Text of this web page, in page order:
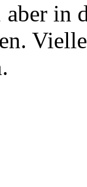
in